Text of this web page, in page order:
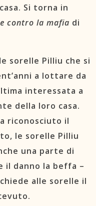
Si torna in
contro la mafia di
sorelle Pilliu che si
a lottare da
interessata a
della loro casa.
riconosciuto il
le sorelle Pilliu
una parte di
il danno la beffa –
alle sorelle il